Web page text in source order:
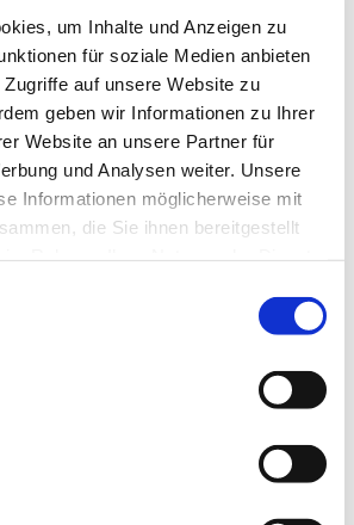
um Inhalte und Anzeigen zu
für soziale Medien anbieten
auf unsere Website zu
geben wir Informationen zu Ihrer
Website an unsere Partner für
und Analysen weiter. Unsere
Informationen möglicherweise mit
die Sie ihnen bereitgestellt
Sie auch